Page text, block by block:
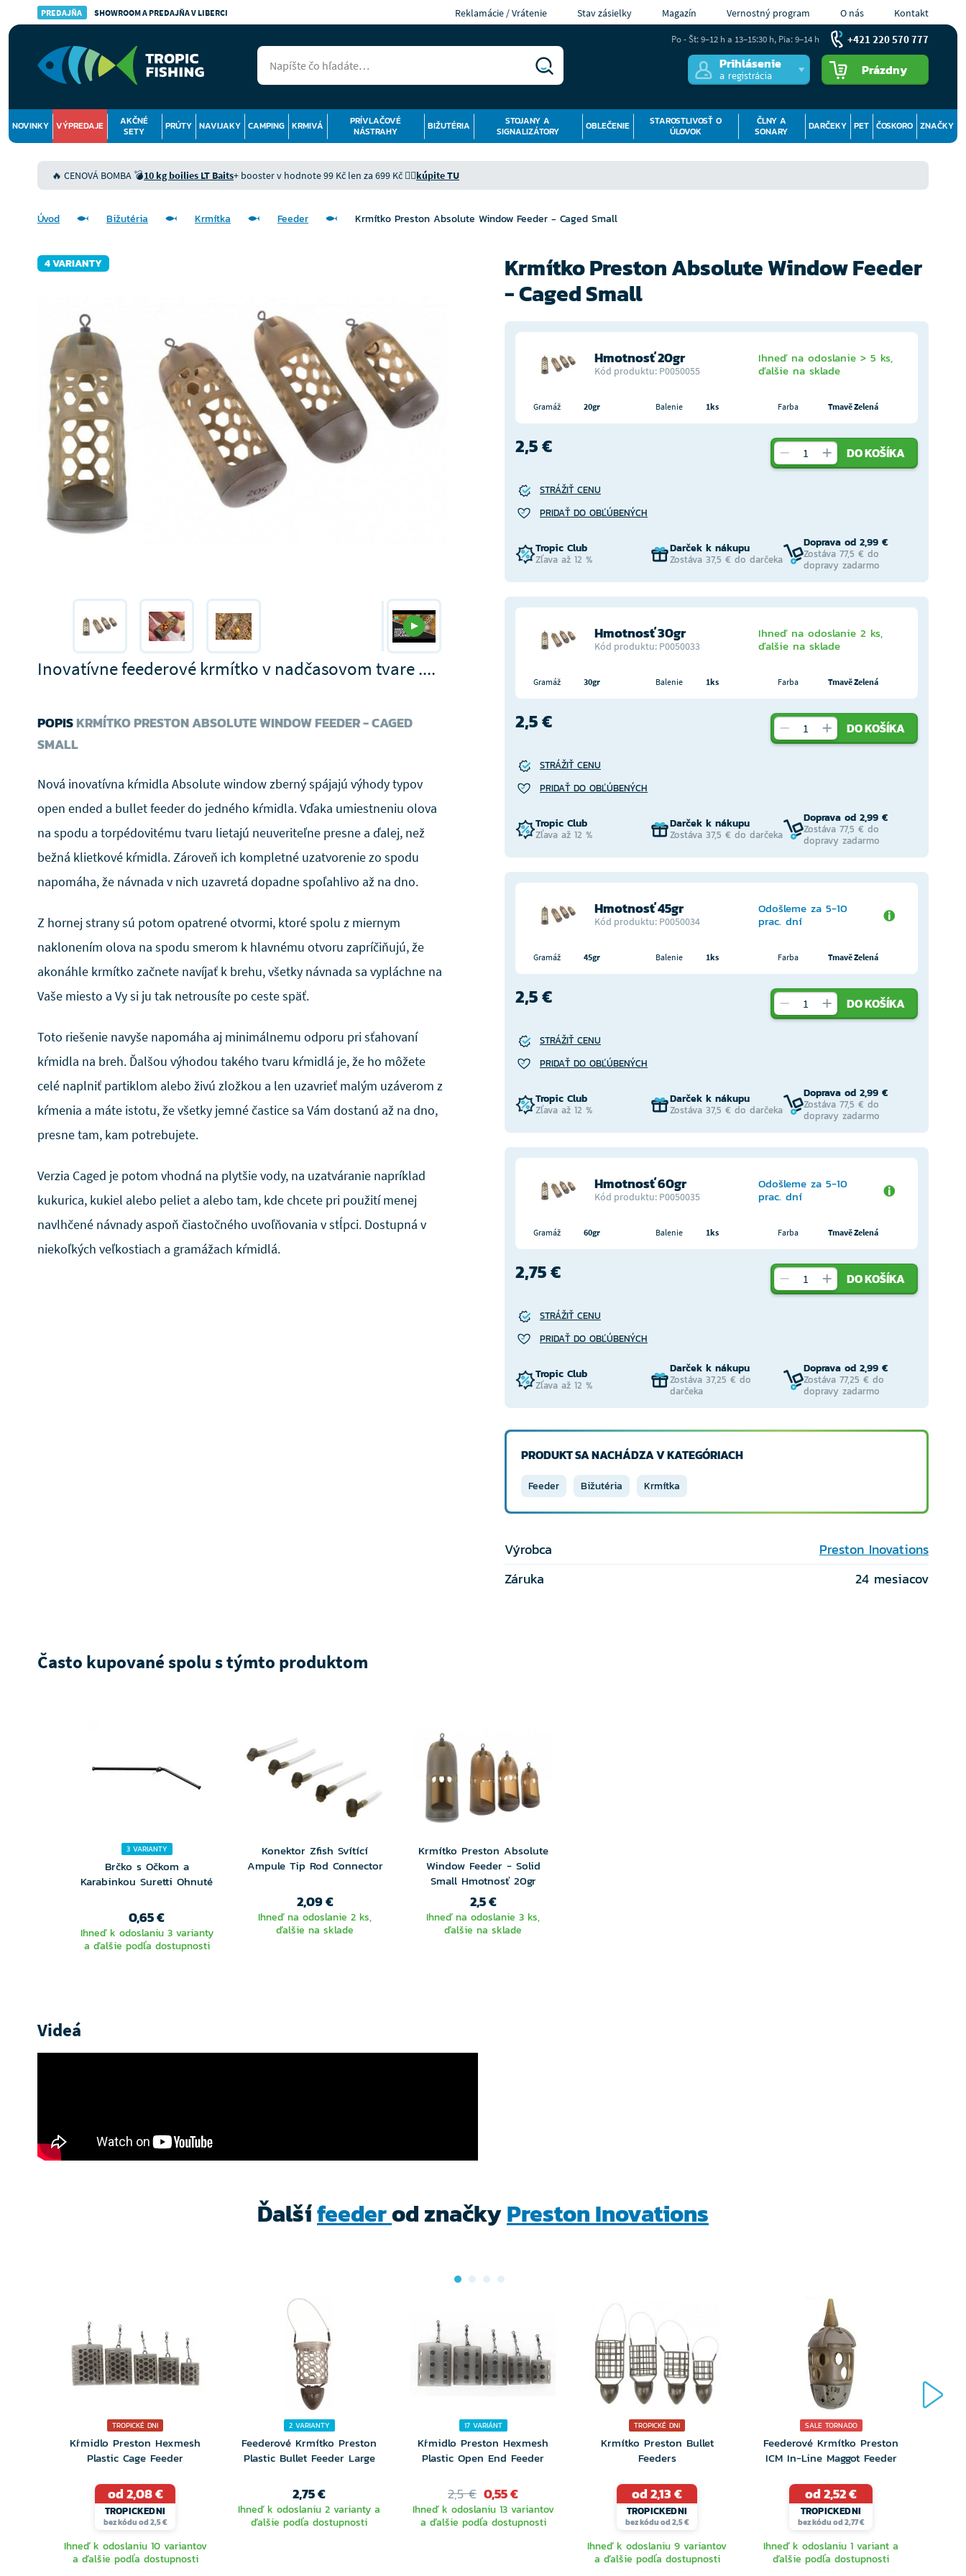
PREDAJŇA SHOWROOM A PREDAJŇA V LIBERCI Reklamácie / Vrátenie Stav zásielky Magazín Vernostný program O nás Kontakt
Prihlásenie
a registrácia Prázdny
NOVINKY VÝPREDAJE
AKČNÉ
SETY
PRÚTY NAVIJAKY CAMPING KRMIVÁ
PRÍVLAČOVÉ
NÁSTRAHY
BIŽUTÉRIA
STOJANY A
SIGNALIZÁTORY
OBLEČENIE
STAROSTLIVOSŤ O
ÚLOVOK
ČLNY A
SONARY
DARČEKY PET ČOSKORO ZNAČKY
Po - Št: 9–12 h a 13–15:30 h, Pia: 9–14 h +421 220 570 777
🔥 CENOVÁ BOMBA 💣10 kg boilies LT Baits+ booster v hodnote 99 Kč len za 699 Kč 👉🏻kúpite TU
Úvod Bižutéria Krmítka Feeder Krmítko Preston Absolute Window Feeder - Caged Small
4 VARIANTY
Inovatívne feederové krmítko v nadčasovom tvare ....
POPISKRMÍTKO PRESTON ABSOLUTE WINDOW FEEDER - CAGED
SMALL
Nová inovatívna kŕmidla Absolute window zberný spájajú výhody typov
open ended a bullet feeder do jedného kŕmidla. Vďaka umiestneniu olova
na spodu a torpédovitému tvaru lietajú neuveriteľne presne a ďalej, než
bežná klietkové kŕmidla. Zároveň ich kompletné uzatvorenie zo spodu
napomáha, že návnada v nich uzavretá dopadne spoľahlivo až na dno.
Z hornej strany sú potom opatrené otvormi, ktoré spolu z miernym
naklonením olova na spodu smerom k hlavnému otvoru zapríčiňujú, že
akonáhle krmítko začnete navíjať k brehu, všetky návnada sa vypláchne na
Vaše miesto a Vy si ju tak netrousíte po ceste späť.
Toto riešenie navyše napomáha aj minimálnemu odporu pri sťahovaní
kŕmidla na breh. Ďalšou výhodou takého tvaru kŕmidlá je, že ho môžete
celé naplniť partiklom alebo živú zložkou a len uzavrieť malým uzáverom z
kŕmenia a máte istotu, že všetky jemné častice sa Vám dostanú až na dno,
presne tam, kam potrebujete.
Verzia Caged je potom vhodná na plytšie vody, na uzatváranie napríklad
kukurica, kukiel alebo peliet a alebo tam, kde chcete pri použití menej
navlhčené návnady aspoň čiastočného uvoľňovania v stĺpci. Dostupná v
niekoľkých veľkostiach a gramážach kŕmidlá.
Krmítko Preston Absolute Window Feeder
- Caged Small
Hmotnosť 20gr
Kód produktu: P0050055
Ihneď na odoslanie > 5 ks,
ďalšie na sklade
Gramáž 20gr Balenie 1ks Farba Tmavě Zelená
2,5 € DO KOŠÍKA
STRÁŽIŤ CENU
PRIDAŤ DO OBĽÚBENÝCH
Tropic Club
Zľava až 12 %
Darček k nákupu
Zostáva 37,5 € do darčeka
Doprava od 2,99 €
Zostáva 77,5 € do
dopravy zadarmo
Hmotnosť 30gr
Kód produktu: P0050033
Ihneď na odoslanie 2 ks,
ďalšie na sklade
Gramáž 30gr Balenie 1ks Farba Tmavě Zelená
2,5 € DO KOŠÍKA
STRÁŽIŤ CENU
PRIDAŤ DO OBĽÚBENÝCH
Tropic Club
Zľava až 12 %
Darček k nákupu
Zostáva 37,5 € do darčeka
Doprava od 2,99 €
Zostáva 77,5 € do
dopravy zadarmo
Hmotnosť 45gr
Kód produktu: P0050034
Odošleme za 5-10
prac. dní
Gramáž 45gr Balenie 1ks Farba Tmavě Zelená
2,5 € DO KOŠÍKA
STRÁŽIŤ CENU
PRIDAŤ DO OBĽÚBENÝCH
Tropic Club
Zľava až 12 %
Darček k nákupu
Zostáva 37,5 € do darčeka
Doprava od 2,99 €
Zostáva 77,5 € do
dopravy zadarmo
Hmotnosť 60gr
Kód produktu: P0050035
Odošleme za 5-10
prac. dní
Gramáž 60gr Balenie 1ks Farba Tmavě Zelená
2,75 € DO KOŠÍKA
STRÁŽIŤ CENU
PRIDAŤ DO OBĽÚBENÝCH
Tropic Club
Zľava až 12 %
Darček k nákupu
Zostáva 37,25 € do
darčeka
Doprava od 2,99 €
Zostáva 77,25 € do
dopravy zadarmo
PRODUKT SA NACHÁDZA V KATEGÓRIACH
Feeder Bižutéria Krmítka
Výrobca
Preston Inovations
Záruka
24 mesiacov
Často kupované spolu s týmto produktom
3 VARIANTY
Brčko s Očkom a
Karabinkou Suretti Ohnuté
0,65 €
Ihneď k odoslaniu 3 varianty
a ďalšie podľa dostupnosti
Konektor Zfish Svítící
Ampule Tip Rod Connector
2,09 €
Ihneď na odoslanie 2 ks,
ďalšie na sklade
Krmítko Preston Absolute
Window Feeder - Solid
Small Hmotnosť 20gr
2,5 €
Ihneď na odoslanie 3 ks,
ďalšie na sklade
Videá
Ďalšífeederod značkyPreston Inovations
TROPICKÉ DNI
Kŕmidlo Preston Hexmesh
Plastic Cage Feeder
od 2,08 €
TROPICKEDNI
bez kódu od 2,5 €
Ihneď k odoslaniu 10 variantov
a ďalšie podľa dostupnosti
2 VARIANTY
Feederové Krmítko Preston
Plastic Bullet Feeder Large
2,75 €
Ihneď k odoslaniu 2 varianty a
ďalšie podľa dostupnosti
17 VARIÁNT
Kŕmidlo Preston Hexmesh
Plastic Open End Feeder
2,5 € 0,55 €
Ihneď k odoslaniu 13 variantov
a ďalšie podľa dostupnosti
TROPICKÉ DNI
Krmítko Preston Bullet
Feeders
od 2,13 €
TROPICKEDNI
bez kódu od 2,5 €
Ihneď k odoslaniu 9 variantov
a ďalšie podľa dostupnosti
SALE TORNADO
Feederové Krmítko Preston
ICM In-Line Maggot Feeder
od 2,52 €
TROPICKEDNI
bez kódu od 2,77 €
Ihneď k odoslaniu 1 variant a
ďalšie podľa dostupnosti